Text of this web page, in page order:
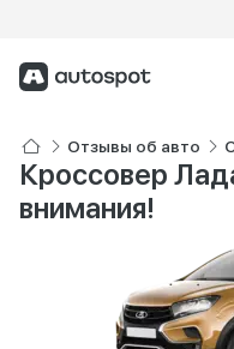
Отзывы об авто
Кроссовер
внимания!